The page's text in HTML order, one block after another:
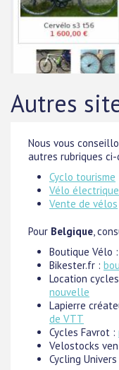
Autres
Nous vous
autres rubriques ci-
Cyclo tourisme
Vélo électrique
Vente de vélos
Pour Belgique,
Boutique Vélo :
Bikester.fr :
Location
nouvelle
Lapierre
de VTT
Cycles Favrot :
Velostocks
Cycling Univers